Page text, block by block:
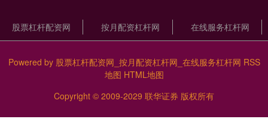
股票杠杆配资网 按月配资杠杆网 在线服务杠杆网
Powered by 股票杠杆配资网_按月配资杠杆网_在线服务杠杆网 RSS
地图 HTML地图
Copyright © 2009-2029 联华证券 版权所有